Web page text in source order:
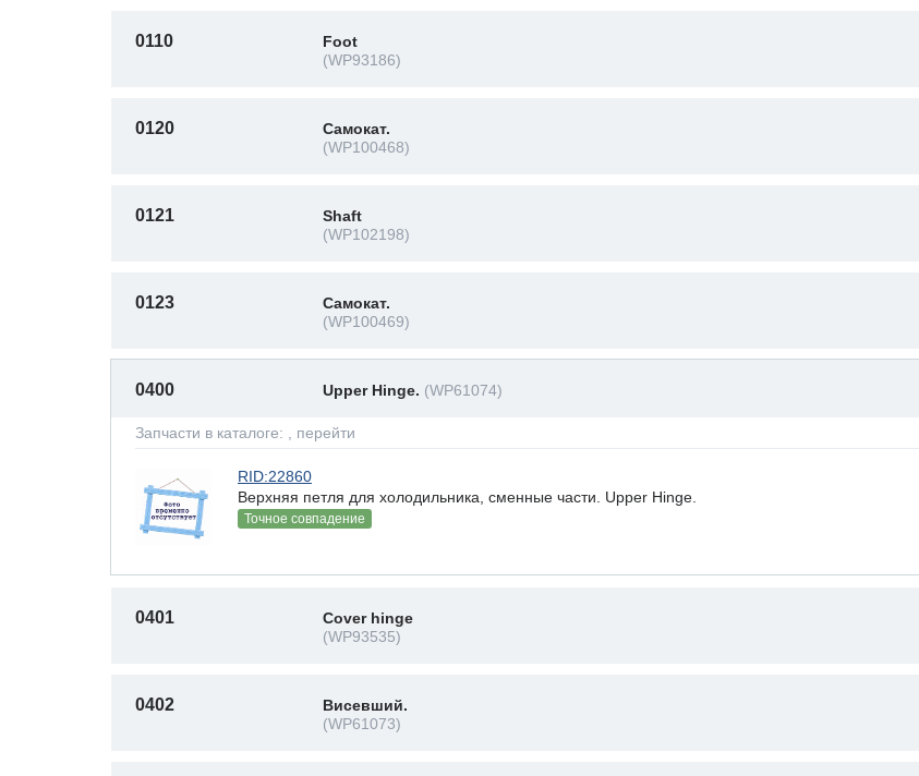
0110
Foot
(WP93186)
0120
Самокат.
(WP100468)
0121
Shaft
(WP102198)
0123
Самокат.
(WP100469)
0400 Upper Hinge. (WP61074)
Запчасти в каталоге: , перейти
RID:22860
Верхняя петля для холодильника, сменные части. Upper Hinge.
Точное совпадение
0401
Cover hinge
(WP93535)
0402
Висевший.
(WP61073)